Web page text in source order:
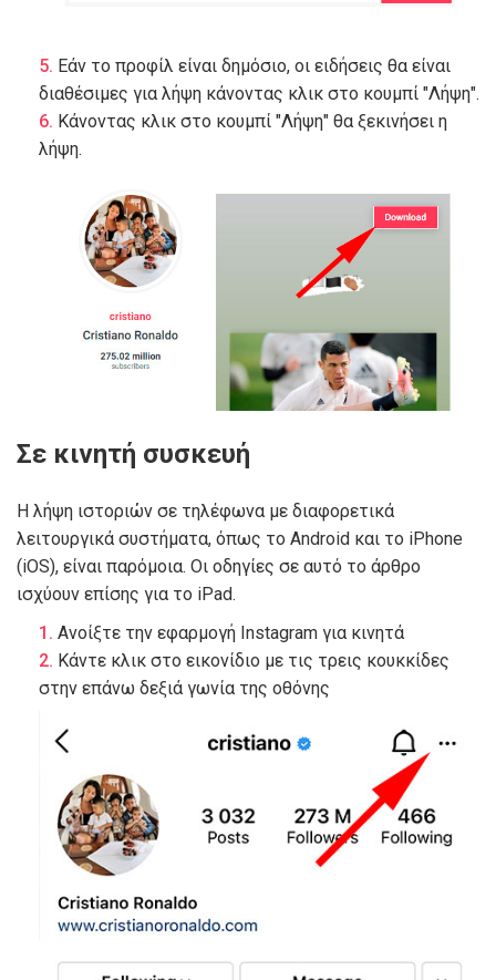
Εάν το προφίλ είναι δημόσιο, οι ειδήσεις θα είναι
διαθέσιμες για λήψη κάνοντας κλικ στο κουμπί "Λήψη".
Κάνοντας κλικ στο κουμπί "Λήψη" θα ξεκινήσει η
λήψη.
Σε κινητή συσκευή
Η λήψη ιστοριών σε τηλέφωνα με διαφορετικά
λειτουργικά συστήματα, όπως το Android και το iPhone
(iOS), είναι παρόμοια. Οι οδηγίες σε αυτό το άρθρο
ισχύουν επίσης για το iPad.
Ανοίξτε την εφαρμογή Instagram για κινητά
Κάντε κλικ στο εικονίδιο με τις τρεις κουκκίδες
στην επάνω δεξιά γωνία της οθόνης